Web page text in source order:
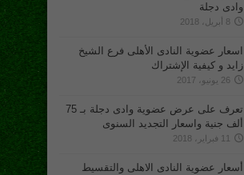
وادى دجلة
8 أبريل، 2018
اسعار عضوية النادى الأهلى فرع الشيخ
زايد و كيفية الإشتراك
26 يونيو، 2017
تعرف على عرض عضوية وادى دجلة بـ 75
ألف جنية واسعار التجديد السنوى
11 فبراير، 2018
أسعار عضوية النادى الاهلى والتقسيط